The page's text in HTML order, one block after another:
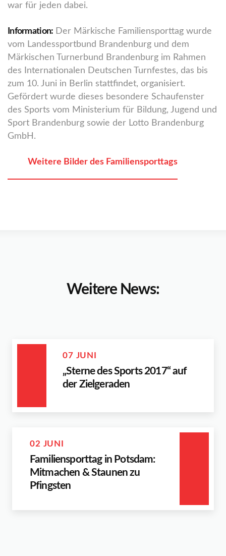
war für jeden dabei.
Information: Der Märkische Familiensporttag wurde
vom Landessportbund Brandenburg und dem
Märkischen Turnerbund Brandenburg im Rahmen
des Internationalen Deutschen Turnfestes, das bis
zum 10. Juni in Berlin stattfindet, organisiert.
Gefördert wurde dieses besondere Schaufenster
des Sports vom Ministerium für Bildung, Jugend und
Sport Brandenburg sowie der Lotto Brandenburg
GmbH.
Weitere Bilder des Familiensporttags
Weitere News:
07 JUNI
„Sterne des Sports 2017“ auf
der Zielgeraden
02 JUNI
Familiensporttag in Potsdam:
Mitmachen & Staunen zu
Pfingsten